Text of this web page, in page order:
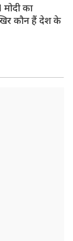
का
कौन हैं देश के